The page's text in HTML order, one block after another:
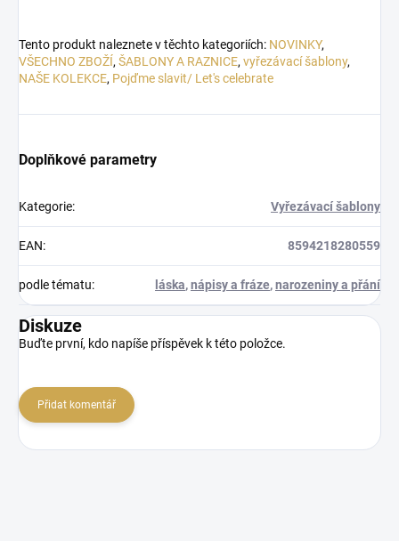
Tento produkt naleznete v těchto kategoriích: NOVINKY,
VŠECHNO ZBOŽÍ, ŠABLONY A RAZNICE, vyřezávací šablony,
NAŠE KOLEKCE, Pojďme slavit/ Let's celebrate
Doplňkové parametry
Kategorie: Vyřezávací šablony
EAN: 8594218280559
podle tématu: láska,nápisy a fráze,narozeniny a přání
Diskuze
Buďte první, kdo napíše příspěvek k této položce.
Přidat komentář